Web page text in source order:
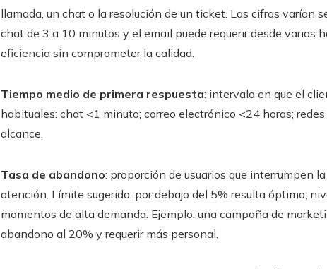
llamada, un chat o la resolución de un ticket. Las cifras varían
chat de 3 a 10 minutos y el email puede requerir desde varias
eficiencia sin comprometer la calidad.
Tiempo medio de primera respuesta: intervalo en que el
habituales: chat <1 minuto; correo electrónico <24 horas;
alcance.
Tasa de abandono: proporción de usuarios que interrumpen
atención. Límite sugerido: por debajo del 5% resulta óptimo;
momentos de alta demanda. Ejemplo: una campaña de
abandono al 20% y requerir más personal.